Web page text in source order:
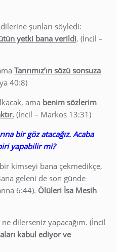
şunları söyledi:
yetki bana verildi. (İncil –
Tanrımız’ın sözü sonsuza
40:8)
ama benim sözlerim
(İncil – Markos 13:31)
bir göz atacağız. Acaba
yapabilir mi?
kimseyi bana çekmedikçe,
geleni de son günde
6:44). Ölüleri İsa Mesih
dilerseniz yapacağım. (İncil
kabul ediyor ve